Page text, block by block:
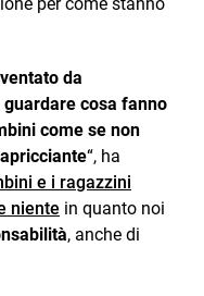
da
guardare cosa fanno
come se non
“, ha
e i ragazzini
niente in quanto noi
, anche di